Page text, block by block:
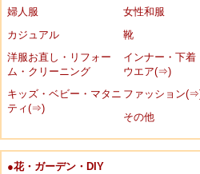
婦人服
女性和服
カジュアル
靴
洋服お直し・リフォー
ム・クリーニング
インナー・下着
ウエア(⇒)
キッズ・ベビー・マタニ
ティ(⇒)
ファッション
その他
●花・ガーデン・DIY